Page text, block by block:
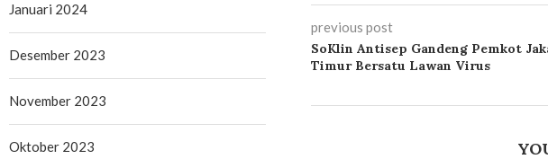
previous post
SoKlin Antisep Gandeng Pemkot
Timur Bersatu Lawan Virus
Januari 2024
Desember 2023
November 2023
Oktober 2023